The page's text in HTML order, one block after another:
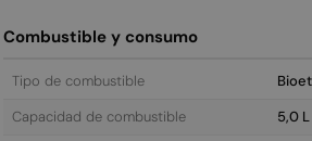
Combustible y consumo
Tipo de combustible
Capacidad de combustible
5,0 L